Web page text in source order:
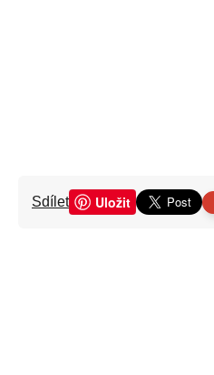
Sdílet Uložit